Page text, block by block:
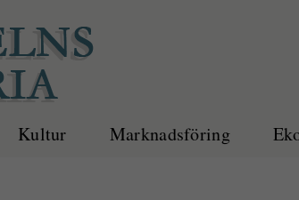
Kultur Marknadsföring